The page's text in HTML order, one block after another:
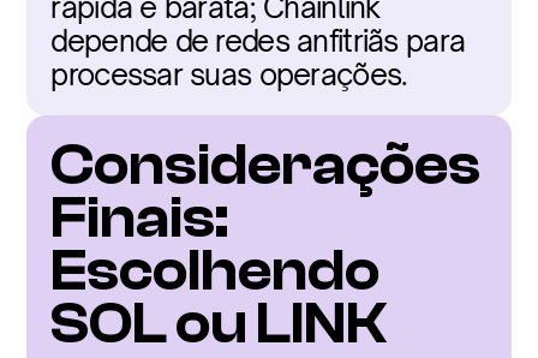
rápida e barata; Chainlink
depende de redes anfitriãs para
processar suas operações.
Considerações
Finais:
Escolhendo
SOL ou LINK